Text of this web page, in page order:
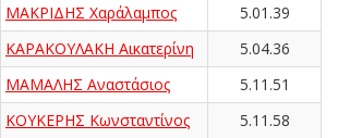
ΜΑΚΡΙΔΗΣ Χαράλαμπος
5.01.39
ΚΑΡΑΚΟΥΛΑΚΗ Αικατερίνη
5.04.36
ΜΑΜΑΛΗΣ Αναστάσιος
5.11.51
ΚΟΥΚΕΡΗΣ Κωνσταντίνος
5.11.58